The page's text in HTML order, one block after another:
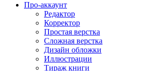
Про-аккаунт
Редактор
Корректор
Простая верстка
Сложная верстка
Дизайн обложки
Иллюстрации
Тираж книги